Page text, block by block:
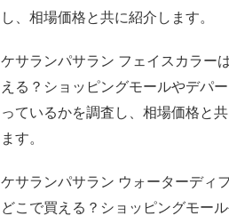
し、相場価格と共に紹介します。
ケサランパサラン フェイスカラー
える？ショッピングモールやデパ
っているかを調査し、相場価格と
ます。
ケサランパサラン ウォーターディ
どこで買える？ショッピングモー